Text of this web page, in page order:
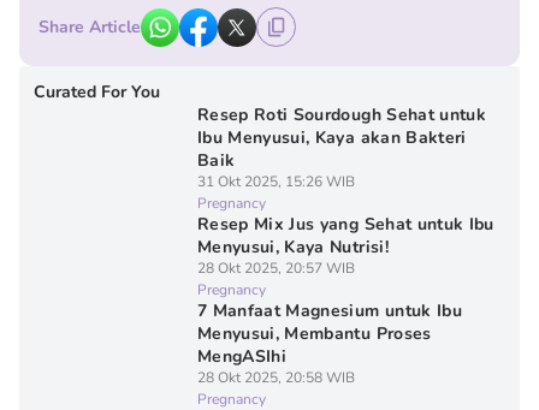
Share Article
Curated For You
Resep Roti Sourdough Sehat untuk
Ibu Menyusui, Kaya akan Bakteri
Baik
31 Okt 2025, 15:26 WIB
Pregnancy
Resep Mix Jus yang Sehat untuk Ibu
Menyusui, Kaya Nutrisi!
28 Okt 2025, 20:57 WIB
Pregnancy
7 Manfaat Magnesium untuk Ibu
Menyusui, Membantu Proses
MengASIhi
28 Okt 2025, 20:58 WIB
Pregnancy